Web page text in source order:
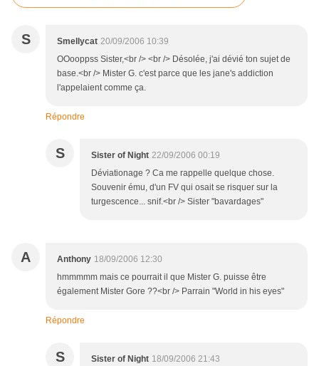
S Smellycat 20/09/2006 10:39
OOooppss Sister,<br /> <br /> Désolée, j'ai dévié ton sujet de
base.<br /> Mister G. c'est parce que les jane's addiction
l'appelaient comme ça.
Répondre
S Sister of Night 22/09/2006 00:19
Déviationage ? Ca me rappelle quelque chose.
Souvenir ému, d'un FV qui osait se risquer sur la
turgescence... snif.<br /> Sister "bavardages"
A Anthony 18/09/2006 12:30
hmmmmm mais ce pourrait il que Mister G. puisse être
également Mister Gore ??<br /> Parrain "World in his eyes"
Répondre
S Sister of Night 18/09/2006 21:43